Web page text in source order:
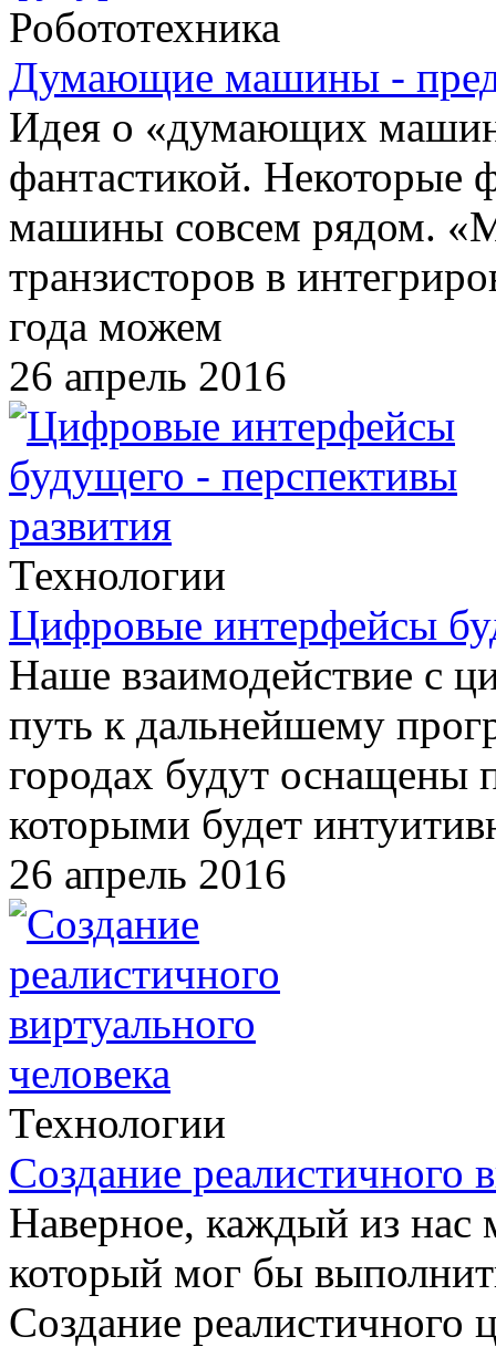
Робототехника
Думающие машины -
Идея о «думающих
фантастикой. Некоторые
машины совсем рядом.
транзисторов в
года можем
26 апрель 2016
Технологии
Цифровые интерфейсы
Наше взаимодействие с
путь к дальнейшему
городах будут оснащены
которыми будет
26 апрель 2016
Технологии
Создание реалистичного
Наверное, каждый из нас
который мог бы
Создание реалистичного